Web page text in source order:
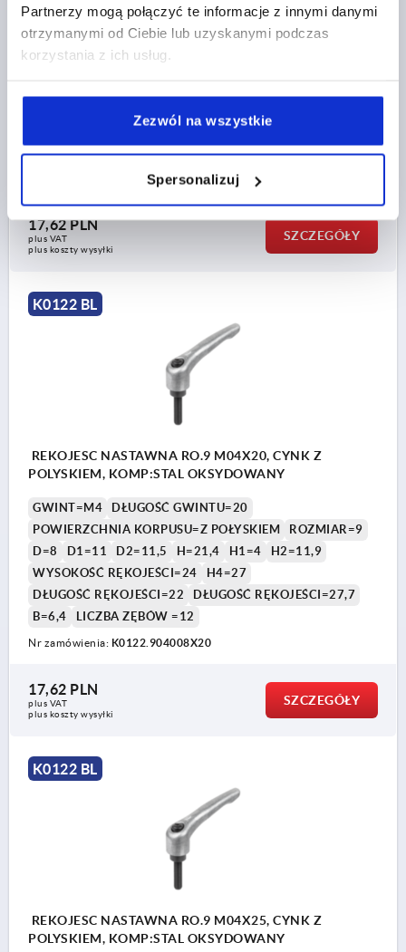
Partnerzy mogą połączyć te informacje z innymi danymi
otrzymanymi od Ciebie lub uzyskanymi podczas
korzystania z ich usług.
Zezwól na wszystkie
Spersonalizuj
POLYSKIEM, KOMP:STAL OKSYDOWANY
GWINT=M4
DŁUGOŚĆ GWINTU=15
POWIERZCHNIA KORPUSU=Z POŁYSKIEM
DŁUGOŚĆ RĘKOJEŚCI=22
DŁUGOŚĆ RĘKOJEŚCI=27,7
B=6,4
LICZBA ZĘBÓW =12
K0122.904008X15
17,62 PLN
plus VAT
plus koszty wysyłki
SZCZEGÓŁY
K0122 BL
REKOJESC NASTAWNA RO.9 M04X20, CYNK Z
POLYSKIEM, KOMP:STAL OKSYDOWANY
GWINT=M4
DŁUGOŚĆ GWINTU=20
POWIERZCHNIA KORPUSU=Z POŁYSKIEM
ROZMIAR=9
D=8
D1=11 D2=11,5 H=21,4 H1=4
H2=11,9
WYSOKOŚĆ RĘKOJEŚCI=24
H4=27
DŁUGOŚĆ RĘKOJEŚCI=22
DŁUGOŚĆ RĘKOJEŚCI=27,7
B=6,4
LICZBA ZĘBÓW =12
Nr zamówienia: K0122.904008X20
17,62 PLN
plus VAT
plus koszty wysyłki
SZCZEGÓŁY
K0122 BL
REKOJESC NASTAWNA RO.9 M04X25, CYNK Z
POLYSKIEM, KOMP:STAL OKSYDOWANY